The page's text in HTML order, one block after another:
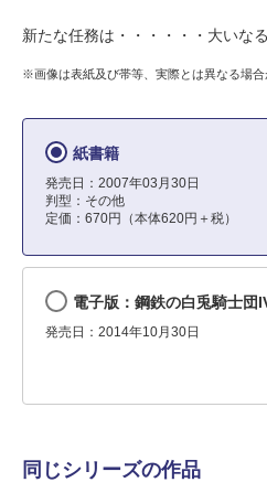
新たな任務は・・・・・・大いな
※画像は表紙及び帯等、実際とは異なる場合
紙書籍
発売日：2007年03月30日
判型：その他
定価：670円（本体620円＋税）
電子版：鋼鉄の白兎騎士団
発売日：2014年10月30日
同じシリーズの作品